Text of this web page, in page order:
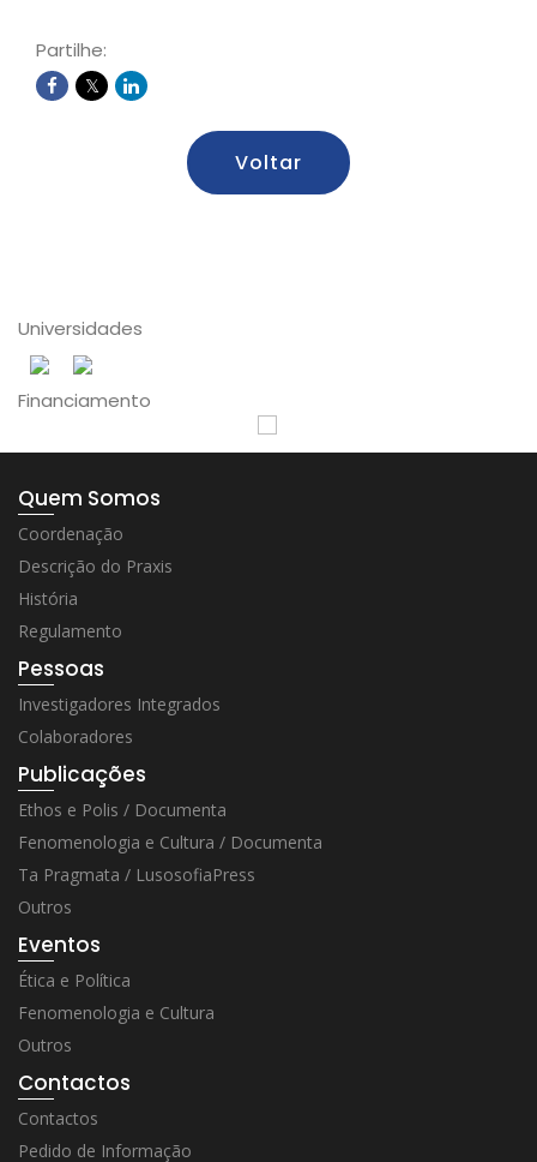
Partilhe:
Voltar
Universidades
Financiamento
Quem Somos
Coordenação
Descrição do Praxis
História
Regulamento
Pessoas
Investigadores Integrados
Colaboradores
Publicações
Ethos e Polis / Documenta
Fenomenologia e Cultura / Documenta
Ta Pragmata / LusosofiaPress
Outros
Eventos
Ética e Política
Fenomenologia e Cultura
Outros
Contactos
Contactos
Pedido de Informação